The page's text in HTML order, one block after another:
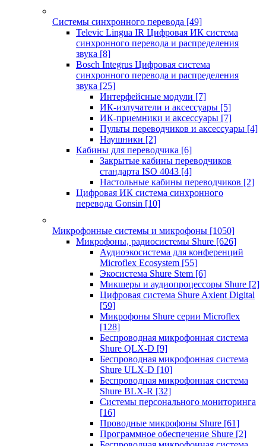
Системы синхронного перевода [49]
Televic Lingua IR Цифровая ИК система
синхронного перевода и распределения
звука [8]
Bosch Integrus Цифровая система
синхронного перевода и распределения
звука [25]
Интерфейсные модули [7]
ИК-излучатели и аксессуары [5]
ИК-приемники и аксессуары [7]
Пульты переводчиков и аксессуары [4]
Наушники [2]
Кабины для переводчика [6]
Закрытые кабины переводчиков
стандарта ISO 4043 [4]
Настольные кабины переводчиков [2]
Цифровая ИК система синхронного
перевода Gonsin [10]
Микрофонные системы и микрофоны [1050]
Микрофоны, радиосистемы Shure [626]
Аудиоэкосистема для конференций
Microflex Ecosystem [55]
Экосистема Shure Stem [6]
Микшеры и аудиопроцессоры Shure [2]
Цифровая система Shure Axient Digital
[59]
Микрофоны Shure серии Microflex
[128]
Беспроводная микрофонная система
Shure QLX-D [9]
Беспроводная микрофонная система
Shure ULX-D [10]
Беспроводная микрофонная система
Shure BLX-R [32]
Системы персонального мониторинга
[16]
Проводные микрофоны Shure [61]
Программное обеспечение Shure [2]